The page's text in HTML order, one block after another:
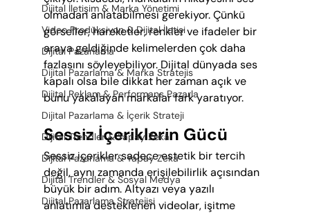
Dijital İletişim & Marka Yönetimi
Video Prodüksiyon & Dijital İletişi
Dijital Pazarlama
Dijital Pazarlama & Marka Stratejis
Dijital Reklam & Performans Pazarla
Dijital Pazarlama & İçerik Strateji
Dijital Trendler & Yapay Zekâ
Dijital Pazarlama & Yapay Zekâ
Dijital Trendler & Sosyal Medya
Dijital Pazarlama Stratejisi
olmadan anlatabilmesi gerekiyor. Çünkü
görseller, hareketler, renkler ve ifadeler bir
araya geldiğinde kelimelerden çok daha
fazlasını söyleyebiliyor. Dijital dünyada ses
kapalı olsa bile dikkat her zaman açık ve
bunu yakalayan markalar fark yaratıyor.
Sessiz İçeriklerin Gücü
Sessiz içerikler sadece estetik bir tercih
değil, aynı zamanda erişilebilirlik açısından
büyük bir adım. Altyazı veya yazılı
anlatımla desteklenen videolar, işitme